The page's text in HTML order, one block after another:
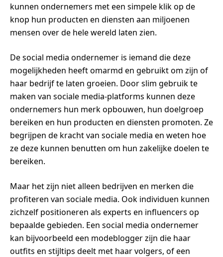
kunnen ondernemers met een simpele klik op de
knop hun producten en diensten aan miljoenen
mensen over de hele wereld laten zien.
De social media ondernemer is iemand die deze
mogelijkheden heeft omarmd en gebruikt om zijn of
haar bedrijf te laten groeien. Door slim gebruik te
maken van sociale media-platforms kunnen deze
ondernemers hun merk opbouwen, hun doelgroep
bereiken en hun producten en diensten promoten. Ze
begrijpen de kracht van sociale media en weten hoe
ze deze kunnen benutten om hun zakelijke doelen te
bereiken.
Maar het zijn niet alleen bedrijven en merken die
profiteren van sociale media. Ook individuen kunnen
zichzelf positioneren als experts en influencers op
bepaalde gebieden. Een social media ondernemer
kan bijvoorbeeld een modeblogger zijn die haar
outfits en stijltips deelt met haar volgers, of een